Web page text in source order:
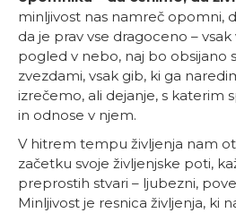
minljivost nas namreč opomni,
da je prav vse dragoceno – vsak
pogled v nebo, naj bo obsijano
zvezdami, vsak gib, ki ga
izrečemo, ali dejanje, s katerim
in odnose v njem.
V hitrem tempu življenja nam
začetku svoje življenjske poti,
preprostih stvari – ljubezni,
Minljivost je resnica življenja, ki